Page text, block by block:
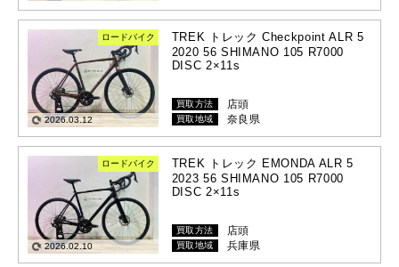
ロードバイク
2026.03.12
TREK トレック Checkpoint ALR 5
2020 56 SHIMANO 105 R7000
DISC 2×11s
買取方法 店頭
買取地域 奈良県
ロードバイク
2026.02.10
TREK トレック EMONDA ALR 5
2023 56 SHIMANO 105 R7000
DISC 2×11s
買取方法 店頭
買取地域 兵庫県